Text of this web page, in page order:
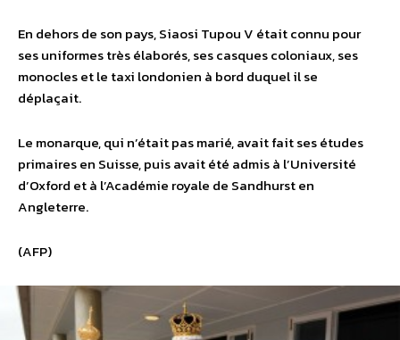
En dehors de son pays, Siaosi Tupou V était connu pour
ses uniformes très élaborés, ses casques coloniaux, ses
monocles et le taxi londonien à bord duquel il se
déplaçait.
Le monarque, qui n’était pas marié, avait fait ses études
primaires en Suisse, puis avait été admis à l’Université
d’Oxford et à l’Académie royale de Sandhurst en
Angleterre.
(AFP)